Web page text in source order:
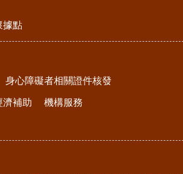
據點
身心障礙者相關證件核發
濟補助 機構服務